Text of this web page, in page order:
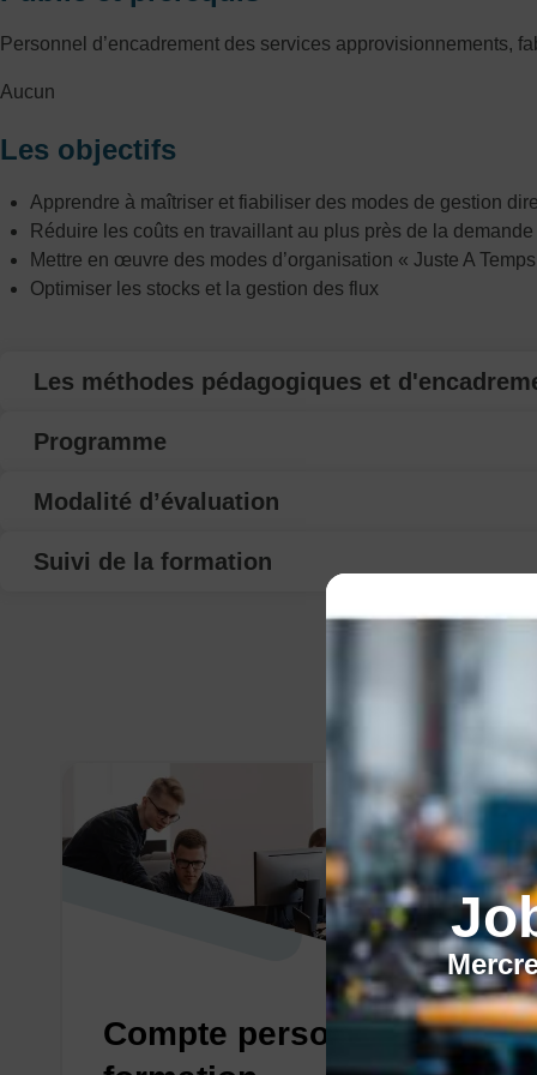
Personnel d’encadrement des services approvisionnements,
Aucun
Les objectifs
Apprendre à maîtriser et fiabiliser des modes de gestion
Réduire les coûts en travaillant au plus près de la
Mettre en œuvre des modes d’organisation « Juste A
Optimiser les stocks et la gestion des flux
Les méthodes pédagogiques et
Programme
Modalité d’évaluation
Suivi de la formation
Compte personnel de